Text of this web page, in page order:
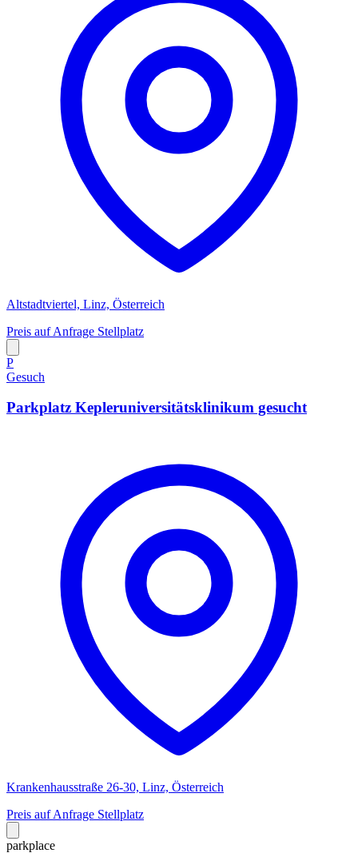
Altstadtviertel, Linz, Österreich
Preis auf Anfrage Stellplatz
P
Gesuch
Parkplatz Kepleruniversitätsklinikum gesucht
Krankenhausstraße 26-30, Linz, Österreich
Preis auf Anfrage Stellplatz
parkplace